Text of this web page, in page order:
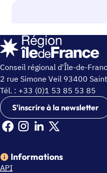
Conseil régional d'Île-de-
2 rue Simone Veil 93400
Tél. : +33 (0)1 53 85 53 85
S'inscrire à la newsletter
Facebook Ile de France
Instagram Ile de
Linkedin Ile de
X Ile de
Informations
API